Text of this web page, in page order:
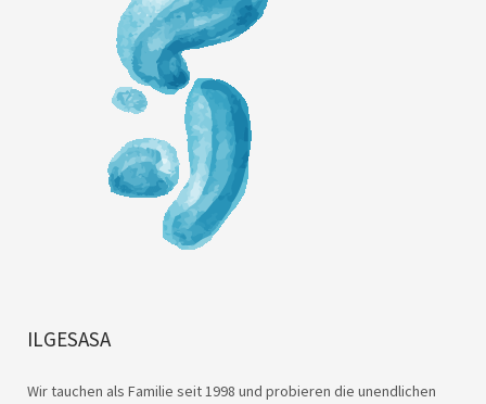
ILGESASA
Wir tauchen als Familie seit 1998 und probieren die unendlichen